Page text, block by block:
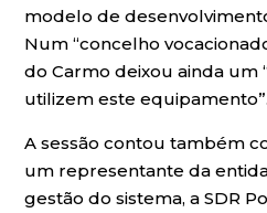
modelo de
Num “concelho
do Carmo deixou ainda um
utilizem este equipamento”.
A sessão contou também
um representante da
gestão do sistema, a SDR